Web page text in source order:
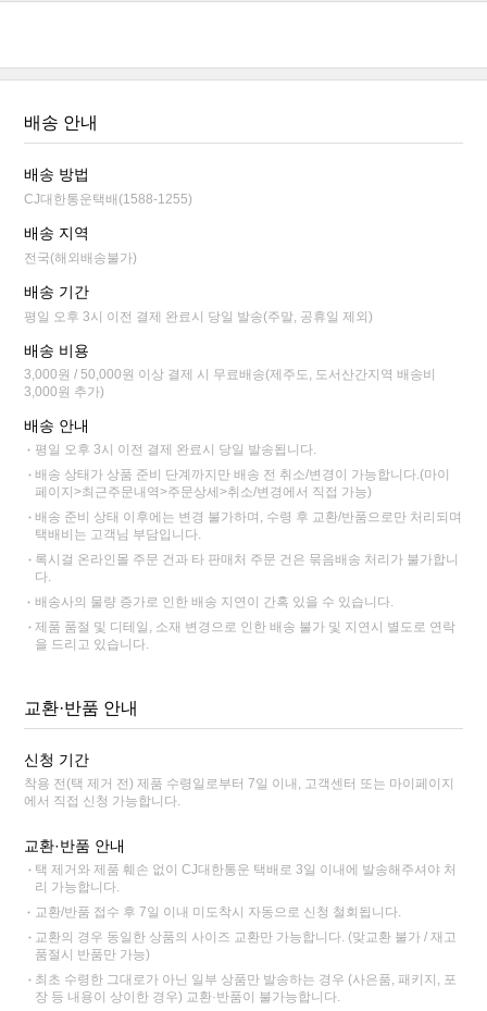
배송 안내
배송 방법
CJ대한통운택배(1588-1255)
배송 지역
전국(해외배송불가)
배송 기간
평일 오후 3시 이전 결제 완료시 당일 발송(주말, 공휴일 제외)
배송 비용
3,000원 / 50,000원 이상 결제 시 무료배송(제주도, 도서산간지역 배송비
3,000원 추가)
배송 안내
평일 오후 3시 이전 결제 완료시 당일 발송됩니다.
배송 상태가 상품 준비 단계까지만 배송 전 취소/변경이 가능합니다.(마이
페이지>최근주문내역>주문상세>취소/변경에서 직접 가능)
배송 준비 상태 이후에는 변경 불가하며, 수령 후 교환/반품으로만 처리되며
택배비는 고객님 부담입니다.
록시걸 온라인몰 주문 건과 타 판매처 주문 건은 묶음배송 처리가 불가합니
다.
배송사의 물량 증가로 인한 배송 지연이 간혹 있을 수 있습니다.
제품 품절 및 디테일, 소재 변경으로 인한 배송 불가 및 지연시 별도로 연락
을 드리고 있습니다.
교환·반품 안내
신청 기간
착용 전(택 제거 전) 제품 수령일로부터 7일 이내, 고객센터 또는 마이페이지
에서 직접 신청 가능합니다.
교환·반품 안내
택 제거와 제품 훼손 없이 CJ대한통운 택배로 3일 이내에 발송해주셔야 처
리 가능합니다.
교환/반품 접수 후 7일 이내 미도착시 자동으로 신청 철회됩니다.
교환의 경우 동일한 상품의 사이즈 교환만 가능합니다. (맞교환 불가 / 재고
품절시 반품만 가능)
최초 수령한 그대로가 아닌 일부 상품만 발송하는 경우 (사은품, 패키지, 포
장 등 내용이 상이한 경우) 교환·반품이 불가능합니다.